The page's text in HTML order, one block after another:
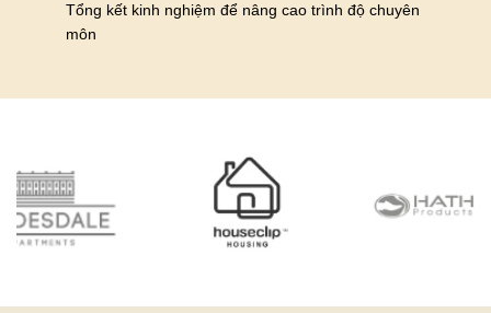
Tổng kết kinh nghiệm để nâng cao trình độ chuyên
môn